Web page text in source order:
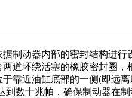
制动器内部的密封结构进行
道环绕活塞的橡胶密封圈，
靠近油缸底部的一侧(即远
到数十兆帕，确保制动器在